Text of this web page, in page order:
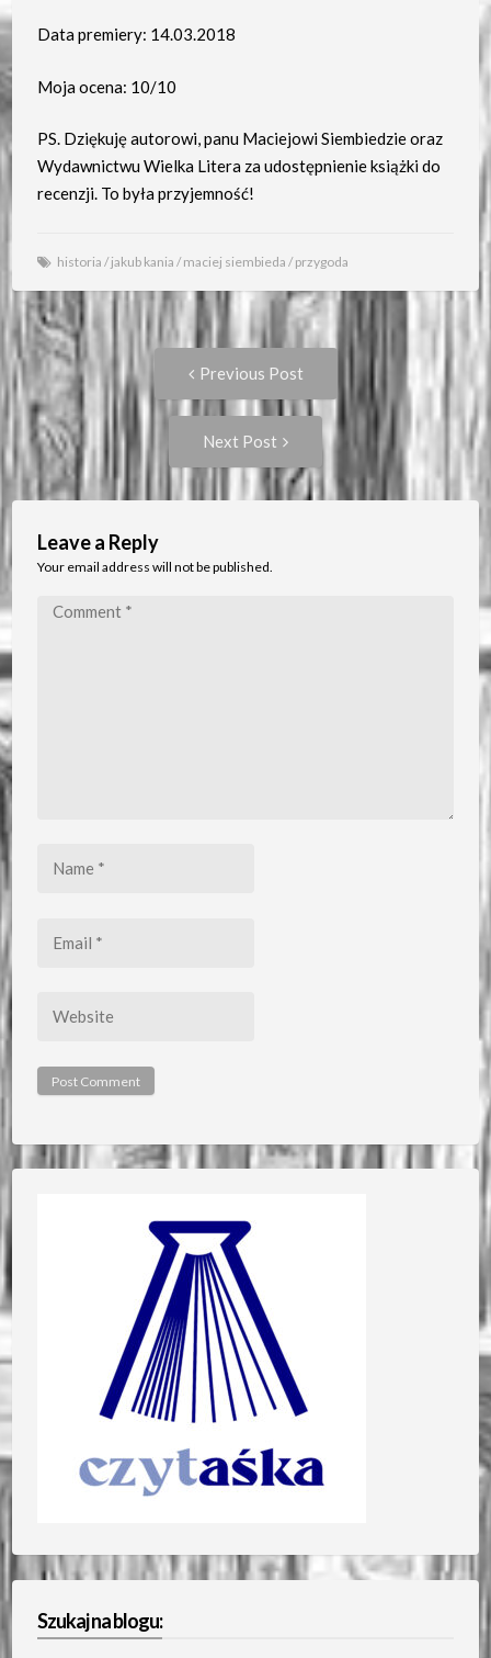
Data premiery: 14.03.2018
Moja ocena: 10/10
PS. Dziękuję autorowi, panu Maciejowi Siembiedzie oraz
Wydawnictwu Wielka Litera za udostępnienie książki do
recenzji. To była przyjemność!
historia /jakub kania /maciej siembieda /przygoda
Post
navigation
Previous Post
Previous
post:
Next Post
Next
Leave a Reply
Your email address will not be published.
Comment
Szukaj na blogu: